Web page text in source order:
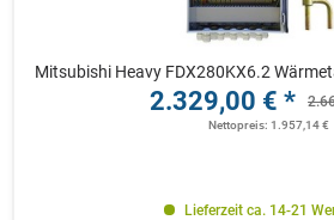
Mitsubishi Heavy FDX280KX6.2
2.329,00 € *
Nettopreis: 1.957,14 €
Lieferzeit ca. 14-21